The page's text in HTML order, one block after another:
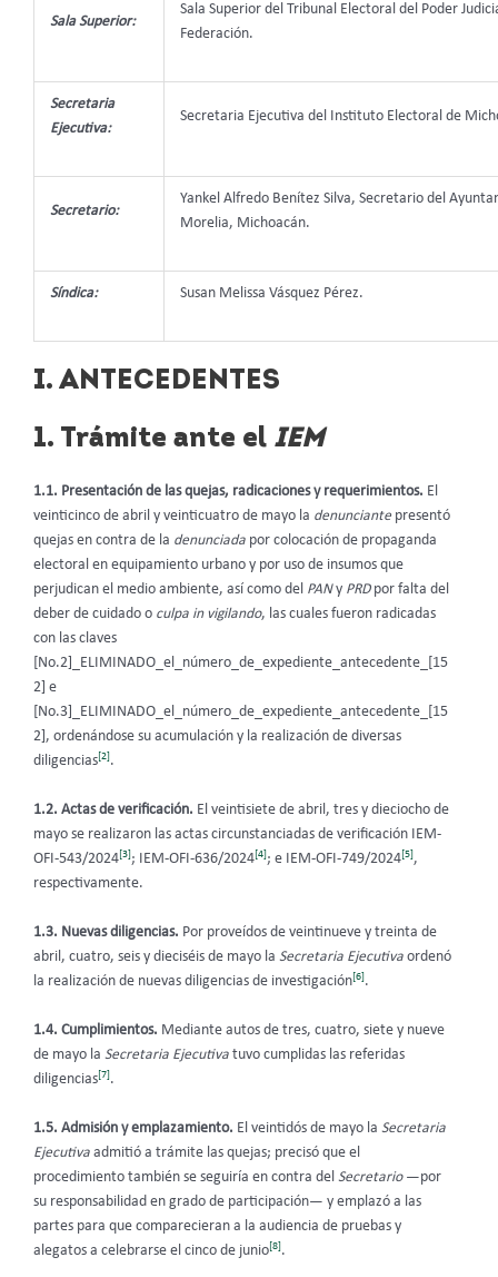
Sala Superior:
Sala Superior del Tribunal Electoral del Poder
Federación.
Secretaria
Ejecutiva:
Secretaria Ejecutiva del Instituto Electoral de
Secretario:
Yankel Alfredo Benítez Silva, Secretario del
Morelia, Michoacán.
Síndica: Susan Melissa Vásquez Pérez.
I. ANTECEDENTES
1. Trámite ante el IEM
1.1. Presentación de las quejas, radicaciones y requerimientos. El
veinticinco de abril y veinticuatro de mayo la denunciante presentó
quejas en contra de la denunciada por colocación de propaganda
electoral en equipamiento urbano y por uso de insumos que
perjudican el medio ambiente, así como del PANy PRD por falta del
deber de cuidado o culpa in vigilando, las cuales fueron radicadas
con las claves
[No.2]_ELIMINADO_el_número_de_expediente_antecedente_[15
2] e
[No.3]_ELIMINADO_el_número_de_expediente_antecedente_[15
2], ordenándose su acumulación y la realización de diversas
diligencias[2].
1.2. Actas de verificación. El veintisiete de abril, tres y dieciocho de
mayo se realizaron las actas circunstanciadas de verificación IEM-
OFI-543/2024[3]; IEM-OFI-636/2024[4]; e IEM-OFI-749/2024[5],
respectivamente.
1.3. Nuevas diligencias. Por proveídos de veintinueve y treinta de
abril, cuatro, seis y dieciséis de mayo la Secretaria Ejecutiva ordenó
la realización de nuevas diligencias de investigación[6].
1.4. Cumplimientos. Mediante autos de tres, cuatro, siete y nueve
de mayo la Secretaria Ejecutiva tuvo cumplidas las referidas
diligencias[7].
1.5. Admisión y emplazamiento. El veintidós de mayo la Secretaria
Ejecutiva admitió a trámite las quejas; precisó que el
procedimiento también se seguiría en contra del Secretario—por
su responsabilidad en grado de participación— y emplazó a las
partes para que comparecieran a la audiencia de pruebas y
alegatos a celebrarse el cinco de junio[8].